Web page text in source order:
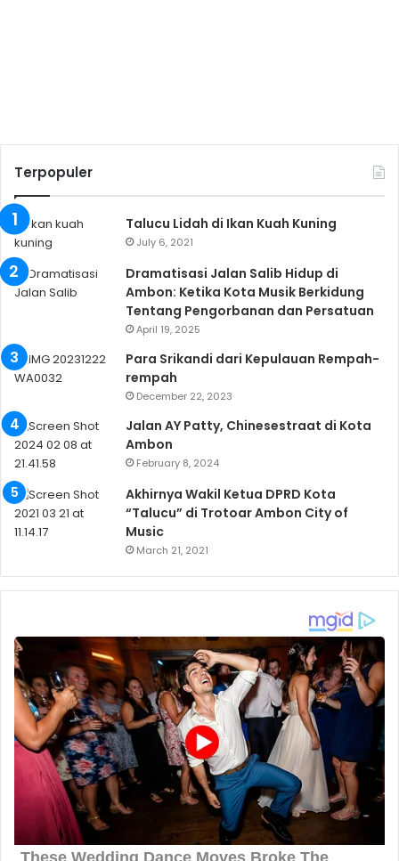
Terpopuler
Talucu Lidah di Ikan Kuah Kuning
July 6, 2021
Dramatisasi Jalan Salib Hidup di
Ambon: Ketika Kota Musik Berkidung
Tentang Pengorbanan dan Persatuan
April 19, 2025
Para Srikandi dari Kepulauan Rempah-
rempah
December 22, 2023
Jalan AY Patty, Chinesestraat di Kota
Ambon
February 8, 2024
Akhirnya Wakil Ketua DPRD Kota
“Talucu” di Trotoar Ambon City of
Music
March 21, 2021